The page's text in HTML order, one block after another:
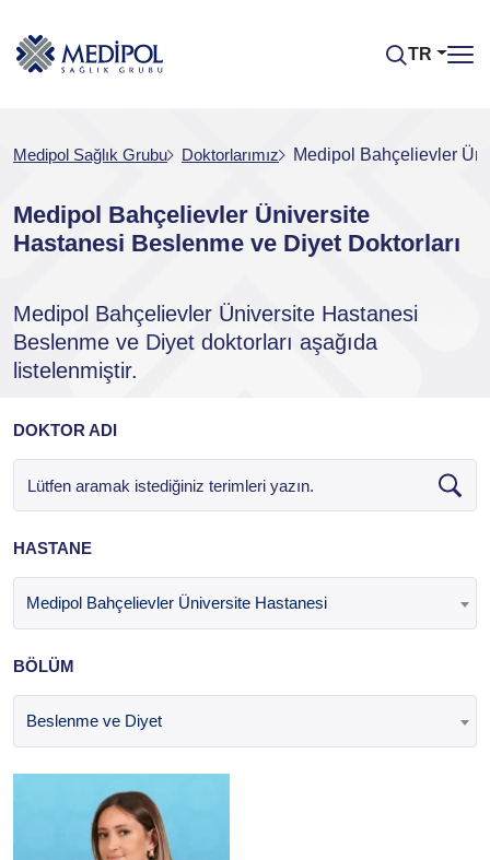
TR
Medipol Sağlık Grubu Doktorlarımız Medipol Bahçelievler
Medipol Bahçelievler Üniversite
Hastanesi Beslenme ve Diyet Doktorları
Medipol Bahçelievler Üniversite Hastanesi
Beslenme ve Diyet doktorları aşağıda
listelenmiştir.
DOKTOR ADI
HASTANE
Medipol Bahçelievler Üniversite Hastanesi
BÖLÜM
Beslenme ve Diyet